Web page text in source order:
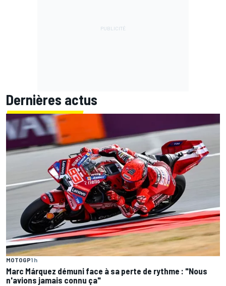
Dernières actus
MOTOGP1 h
Marc Márquez démuni face à sa perte de rythme : "Nous
n'avions jamais connu ça"